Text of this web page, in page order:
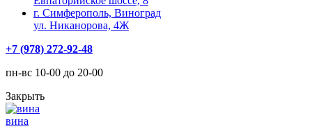
г. Симферополь, Виноград
ул. Никанорова, 4Ж
+7 (978) 272-92-48
пн-вс 10-00 до 20-00
Закрыть
вина